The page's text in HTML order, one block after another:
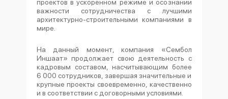
проектов в ускоренном режиме и осознании
важности сотрудничества с лучшими
архитектурно-строительными компаниями в
мире.
На данный момент, компания «Сембол
Иншаат» продолжает свою деятельность с
кадровым составом, насчитывающим более
6 000 сотрудников, завершая значительные и
крупные проекты своевременно, качественно
и в соответствии с договорными условиями.